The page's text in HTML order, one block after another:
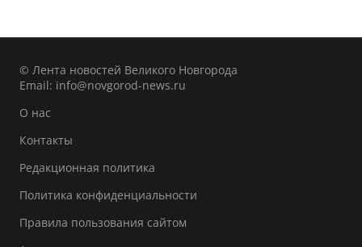
© Лента новостей Великого Новгорода
Email: info@novgorod-news.ru
О нас
Контакты
Редакционная политика
Политика конфиденциальности
Правила пользования сайтом